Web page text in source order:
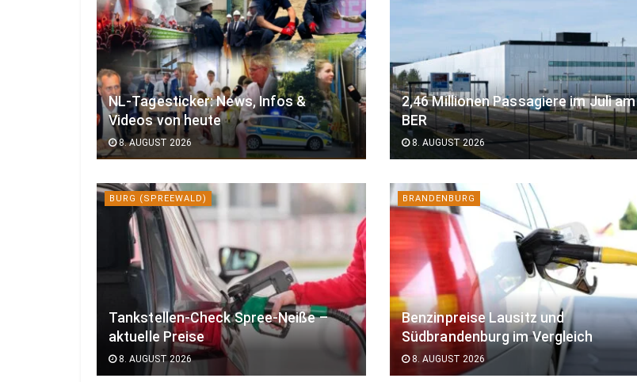
NL-Tagesticker: News, Infos &
Videos von heute
8. AUGUST 2026
2,46 Millionen Passagiere im Juli am
BER
8. AUGUST 2026
BURG (SPREEWALD)
Tankstellen-Check Spree-Neiße –
aktuelle Preise
8. AUGUST 2026
BRANDENBURG
Benzinpreise Lausitz und
Südbrandenburg im Vergleich
8. AUGUST 2026